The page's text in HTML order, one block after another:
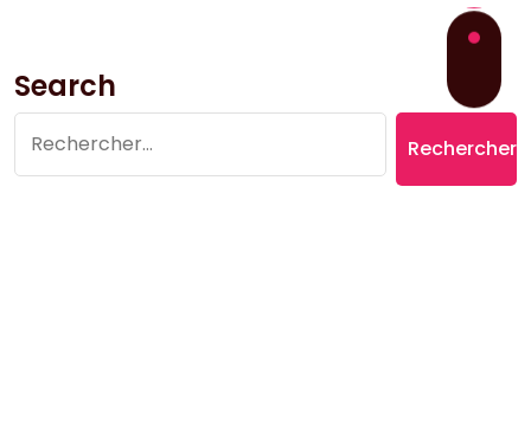
Search